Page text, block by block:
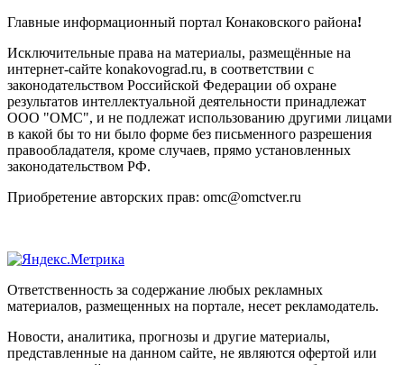
Главные информационный портал Конаковского района!
Исключительные права на материалы, размещённые на
интернет-сайте konakovograd.ru, в соответствии с
законодательством Российской Федерации об охране
результатов интеллектуальной деятельности принадлежат
ООО "ОМС", и не подлежат использованию другими лицами
в какой бы то ни было форме без письменного разрешения
правообладателя, кроме случаев, прямо установленных
законодательством РФ.
Приобретение авторских прав: omc@omctver.ru
Ответственность за содержание любых рекламных
материалов, размещенных на портале, несет рекламодатель.
Новости, аналитика, прогнозы и другие материалы,
представленные на данном сайте, не являются офертой или